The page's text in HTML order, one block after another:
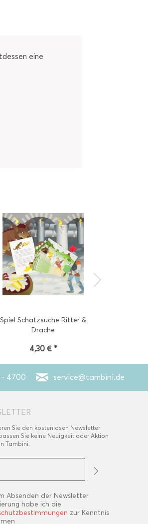
eine
Spiel Schatzsuche Ritter &
Drache
4,30 € *
- 4700 service@tambini.de
Sie den kostenlosen Newsletter
Sie keine Neuigkeit oder Aktion
Tambini.
Absenden der Newsletter
habe ich die
zur Kenntnis